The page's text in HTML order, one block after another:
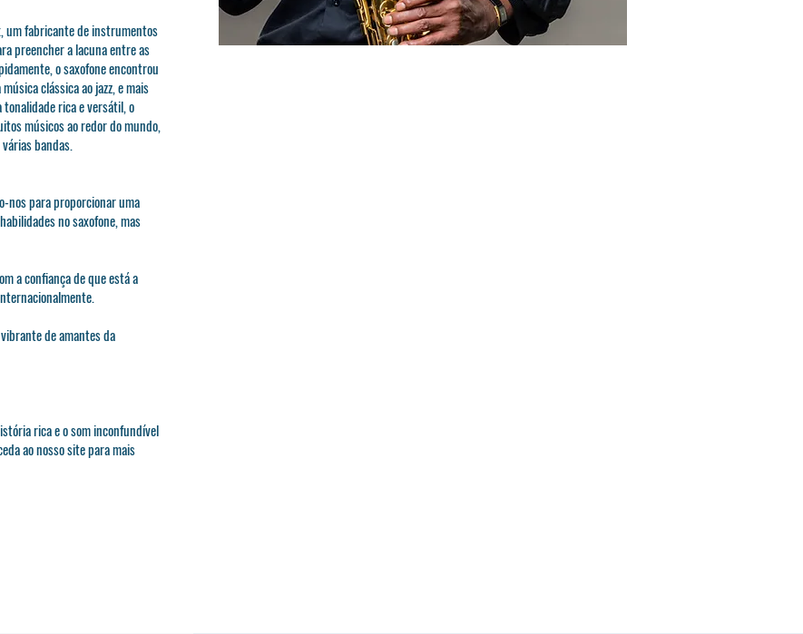
um fabricante de instrumentos
preencher a lacuna entre as
o saxofone encontrou
clássica ao jazz, e mais
tonalidade rica e versátil, o
músicos ao redor do mundo,
bandas.
nos para proporcionar uma
no saxofone, mas
a confiança de que está a
de amantes da
rica e o som inconfundível
ao nosso site para mais